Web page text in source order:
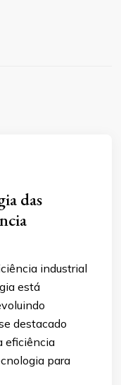
das
industrial
está
destacado
eficiência
para